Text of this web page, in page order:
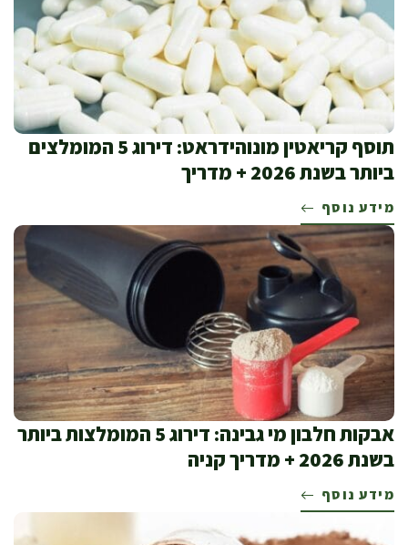
תוסף קריאטין מונוהידראט: דירוג 5 המומלצים
ביותר בשנת 2026 + מדריך
מידע נוסף
אבקות חלבון מי גבינה: דירוג 5 המומלצות ביותר
בשנת 2026 + מדריך קניה
מידע נוסף